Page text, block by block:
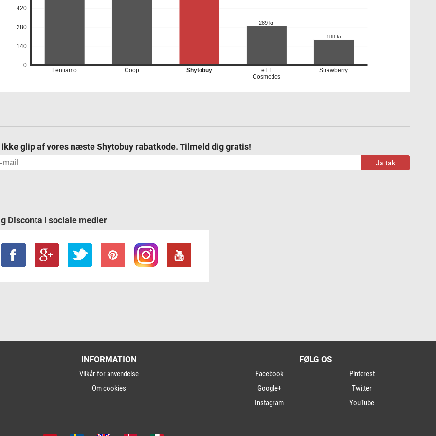
0
140
280
420
Lentiamo Coop Shytobuy
289 kr
e.l.f.
Cosmetics
188 kr
Strawberry.
ikke glip af vores næste Shytobuy rabatkode. Tilmeld dig gratis!
Ja tak
Disconta i sociale medier
INFORMATION
Vilkår for anvendelse
Om cookies
FØLG OS
Facebook
Google+
Instagram
Pinterest
Twitter
YouTube